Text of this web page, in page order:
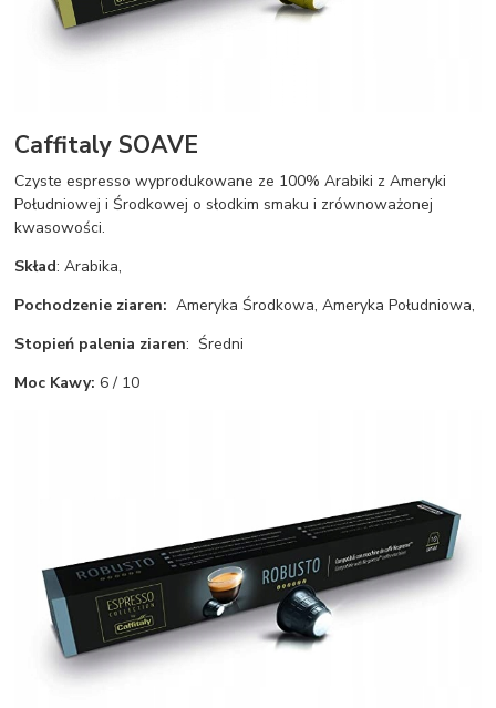
Caffitaly SOAVE
Czyste espresso wyprodukowane ze 100% Arabiki z Ameryki
Południowej i Środkowej o słodkim smaku i zrównoważonej
kwasowości.
Skład: Arabika,
Pochodzenie ziaren: Ameryka Środkowa, Ameryka Południowa,
Stopień palenia ziaren: Średni
Moc Kawy:6 / 10